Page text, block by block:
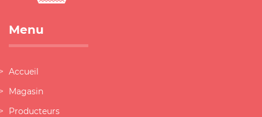
Menu
Accueil
Magasin
Producteurs